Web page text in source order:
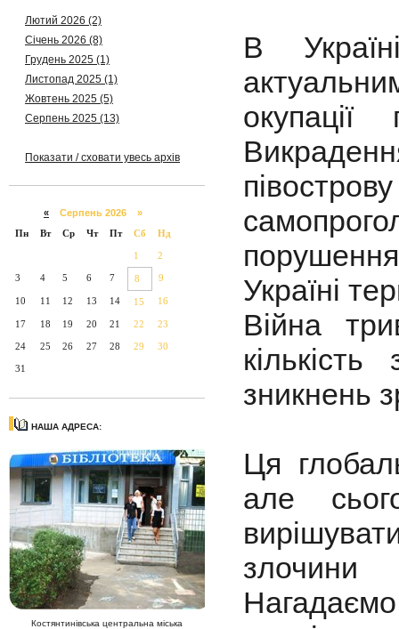
Лютий 2026 (2)
Січень 2026 (8)
Грудень 2025 (1)
Листопад 2025 (1)
Жовтень 2025 (5)
Серпень 2025 (13)
Показати / сховати увесь архів
« Серпень 2026 »
Пн
Вт Ср Чт Пт Сб Нд
1 2
3 4 5 6 7 8 9
10 11 12 13 14 15 16
17 18 19 20 21 22 23
24 25 26 27 28 29 30
31
НАША АДРЕСА:
Костянтинівська центральна міська
В
Україні
Війна
зникнень
Ця
але
злочини